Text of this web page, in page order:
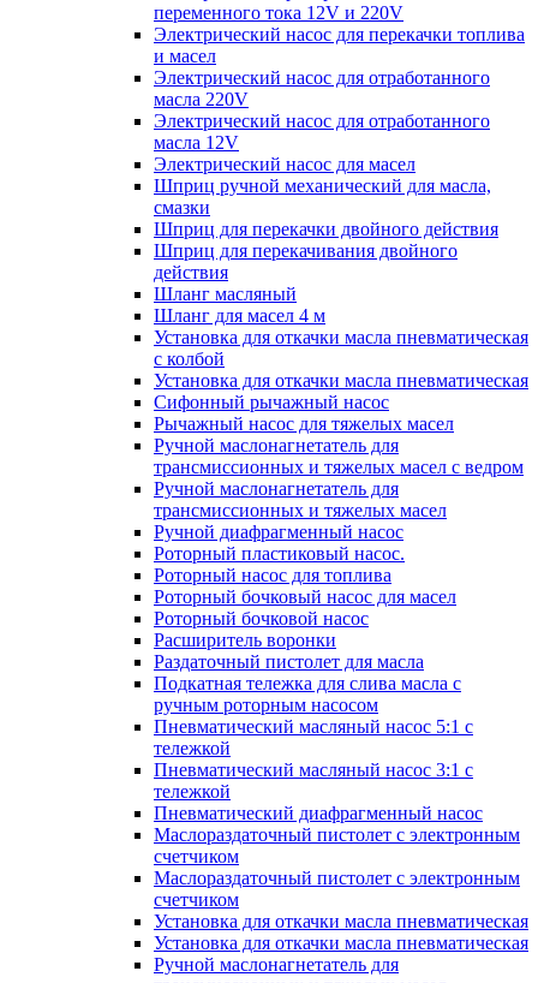
переменного тока 12V и 220V
Электрический насос для перекачки топлива
и масел
Электрический насос для отработанного
масла 220V
Электрический насос для отработанного
масла 12V
Электрический насос для масел
Шприц ручной механический для масла,
смазки
Шприц для перекачки двойного действия
Шприц для перекачивания двойного
действия
Шланг масляный
Шланг для масел 4 м
Установка для откачки масла пневматическая
с колбой
Установка для откачки масла пневматическая
Сифонный рычажный насос
Рычажный насос для тяжелых масел
Ручной маслонагнетатель для
трансмиссионных и тяжелых масел с ведром
Ручной маслонагнетатель для
трансмиссионных и тяжелых масел
Ручной диафрагменный насос
Роторный пластиковый насос.
Роторный насос для топлива
Роторный бочковый насос для масел
Роторный бочковой насос
Расширитель воронки
Раздаточный пистолет для масла
Подкатная тележка для слива масла с
ручным роторным насосом
Пневматический масляный насос 5:1 с
тележкой
Пневматический масляный насос 3:1 с
тележкой
Пневматический диафрагменный насос
Маслораздаточный пистолет с электронным
счетчиком
Маслораздаточный пистолет с электронным
счетчиком
Установка для откачки масла пневматическая
Установка для откачки масла пневматическая
Ручной маслонагнетатель для